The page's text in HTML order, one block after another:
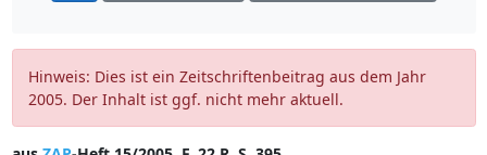
Hinweis: Dies ist ein Zeitschriftenbeitrag aus dem Jahr
2005. Der Inhalt ist ggf. nicht mehr aktuell.